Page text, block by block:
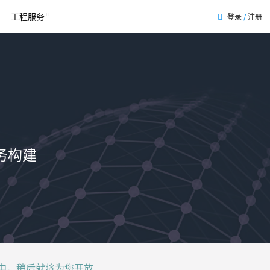
工程服务 登录 / 注册
构建